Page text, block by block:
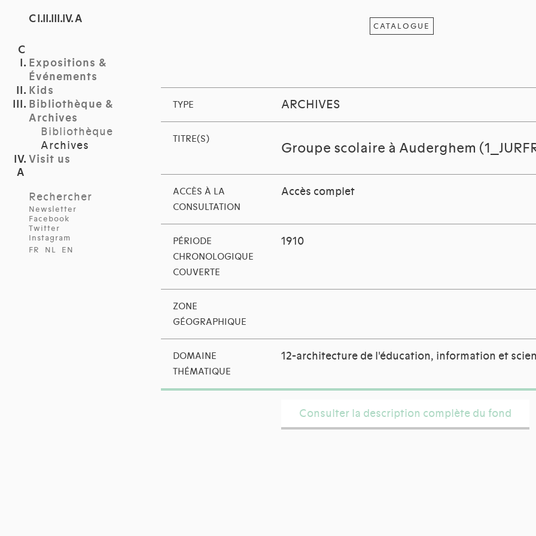
C I.II.III.IV. A
Expositions &
Événements
Kids
Bibliothèque &
Archives
Bibliothèque
Archives
Visit us
Rechercher
Newsletter
Facebook
Twitter
Instagram
FR
NL EN
CATALOGUE
TYPE ARCHIVES
TITRE(S)
Groupe scolaire à Auderghem
ACCÈS À LA
CONSULTATION
Accès complet
PÉRIODE
CHRONOLOGIQUE
COUVERTE
1910
ZONE
GÉOGRAPHIQUE
DOMAINE
THÉMATIQUE
12-architecture de l'éducation, information et
Consulter la description complète du fond